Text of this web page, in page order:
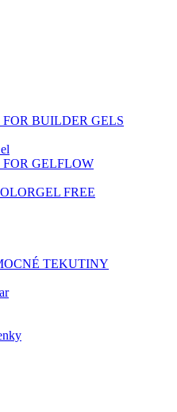
BUILDER GELS
GELFLOW
FREE
TEKUTINY